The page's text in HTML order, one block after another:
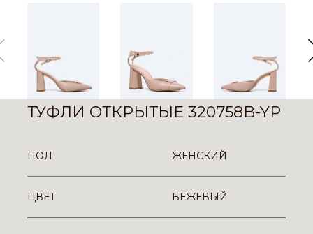
ТУФЛИ ОТКРЫТЫЕ 320758B-YP
ПОЛ ЖЕНСКИЙ
ЦВЕТ БЕЖЕВЫЙ